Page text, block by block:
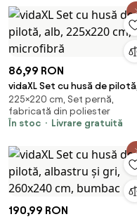
86,99 RON
vidaXL Set cu husă de
alb, 225x220 cm, microfibră
225×220 cm, Set pernă,
fabricată din poliester
În stoc
Livrare gratuită
190,99 RON